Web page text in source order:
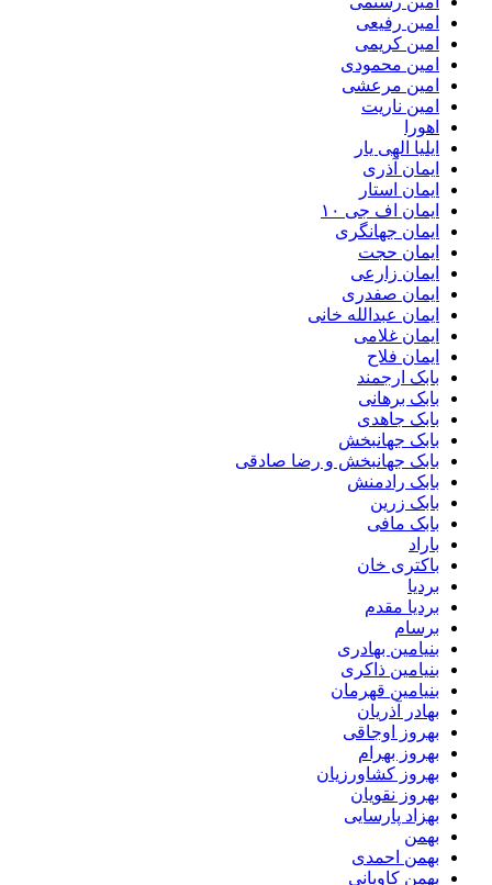
امین رفیعی
امین کریمی
امین محمودی
امین مرعشی
امین ناریت
اهورا
ایلیا الهی یار
ایمان آذری
ایمان استار
ایمان اف جی ۱۰
ایمان جهانگری
ایمان حجت
ایمان زارعی
ایمان صفدری
ایمان عبدالله خانی
ایمان غلامی
ایمان فلاح
بابک ارجمند
بابک برهانی
بابک جاهدی
بابک جهانبخش
بابک جهانبخش و رضا صادقی
بابک رادمنش
بابک زرین
بابک مافی
باراد
باکتری خان
بردیا
بردیا مقدم
برسام
بنیامین بهادری
بنیامین ذاکری
بنیامین قهرمان
بهادر آذریان
بهروز اوجاقی
بهروز بهرام
بهروز کشاورزیان
بهروز نقویان
بهزاد پارسایی
بهمن
بهمن احمدی
بهمن کاویانی